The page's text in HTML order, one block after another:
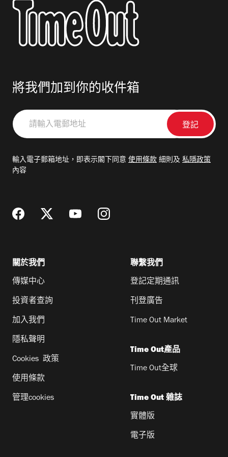
將我們加到你的收件箱
請
輸
郵
輸入電子郵箱地址，即表示閣下同意 使用條款 細則及 私隱政策
內容
關於我們
傳媒中心
投資者查詢
加入我們
隱私聲明
Cookies 政策
使用條款
管理cookies
聯繫我們
登記定期通訊
刊登廣告
Time Out Market
Time Out產品
Time Out全球
Time Out 雜誌
實體版
電子版